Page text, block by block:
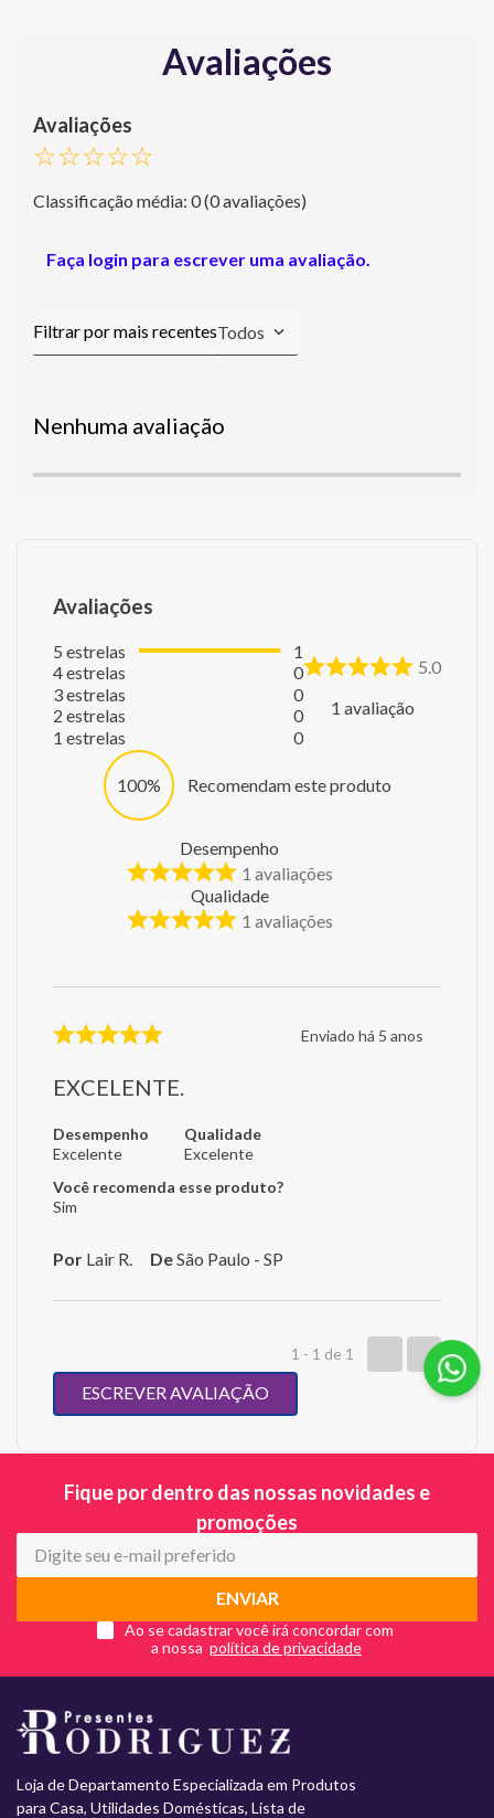
Avaliações
☆☆☆☆☆
Classificação média: 0(0 avaliações)
Faça login para escrever uma avaliação.
Todos
Nenhuma avaliação
Avaliações
5 estrelas
4estrelas
3estrelas
2 estrelas
1 estrelas
1
0
0
0
0
5.0
1 avaliação
100% Recomendam este produto
Desempenho
1 avaliações
Qualidade
1 avaliações
Enviado há 5 anos
EXCELENTE.
Desempenho
Excelente
Qualidade
Excelente
Você recomenda esse produto?
Sim
Por Lair R. DeSão Paulo - SP
1 - 1 de 1
ESCREVER AVALIAÇÃO
Fique por dentro das nossas novidades e
promoções
ENVIAR
Ao se cadastrar você irá concordar com
a nossa
Loja de Departamento Especializada em Produtos
para Casa, Utilidades Domésticas, Lista de